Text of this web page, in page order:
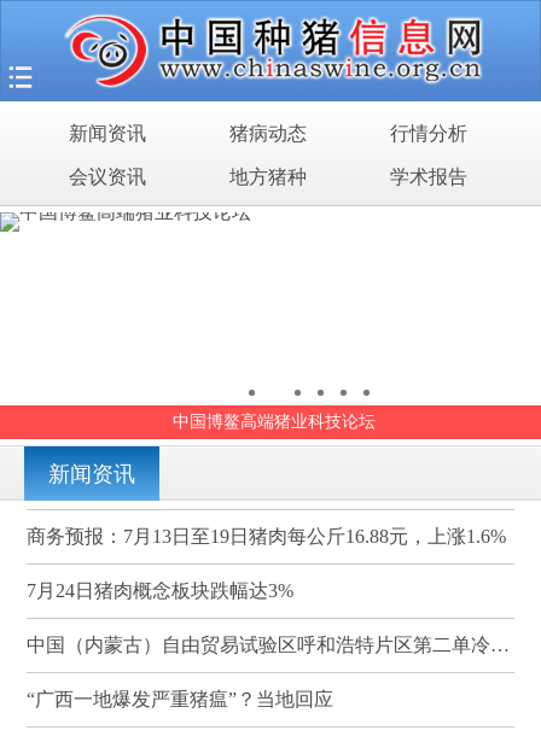
新闻资讯 猪病动态 行情分析
会议资讯 地方猪种 学术报告
中国博鳌高端猪业科技论坛
新闻资讯
商务预报：7月13日至19日猪肉每公斤16.88元，上涨1.6%
7月24日猪肉概念板块跌幅达3%
中国（内蒙古）自由贸易试验区呼和浩特片区第二单冷冻猪肉发往蒙古国
“广西一地爆发严重猪瘟”？当地回应
首页
猪场之旅
新闻资讯
猪病动态